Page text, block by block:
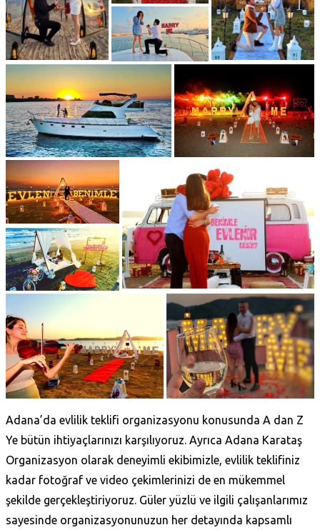
Adana’da evlilik teklifi organizasyonu konusunda A dan Z
Ye bütün ihtiyaçlarınızı karşılıyoruz. Ayrıca Adana Karataş‎
Organizasyon olarak deneyimli ekibimizle, evlilik teklifiniz
kadar fotoğraf ve video çekimlerinizi de en mükemmel
şekilde gerçekleştiriyoruz. Güler yüzlü ve ilgili çalışanlarımız
sayesinde organizasyonunuzun her detayında kapsamlı